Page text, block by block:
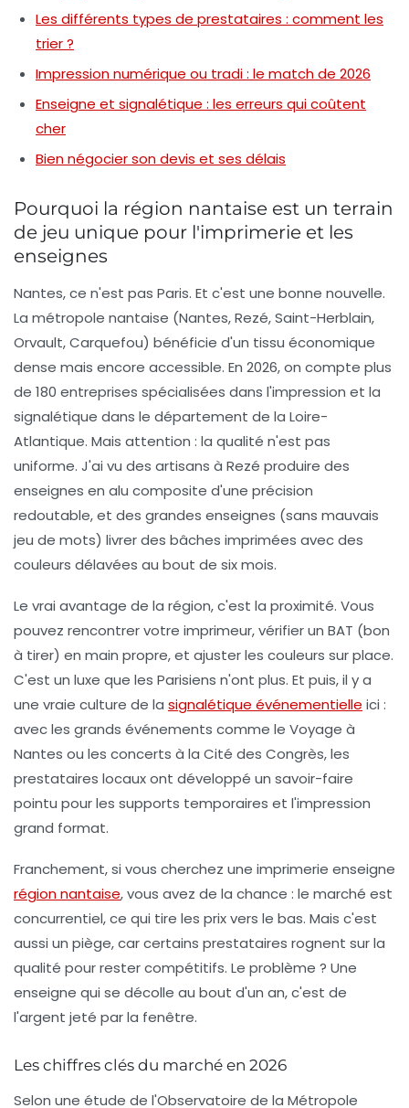
Les différents types de prestataires : comment les
trier ?
Impression numérique ou tradi : le match de 2026
Enseigne et signalétique : les erreurs qui coûtent
cher
Bien négocier son devis et ses délais
Pourquoi la région nantaise est un terrain
de jeu unique pour l'imprimerie et les
enseignes
Nantes, ce n'est pas Paris. Et c'est une bonne nouvelle.
La métropole nantaise (Nantes, Rezé, Saint-Herblain,
Orvault, Carquefou) bénéficie d'un tissu économique
dense mais encore accessible. En 2026, on compte plus
de 180 entreprises spécialisées dans l'impression et la
signalétique dans le département de la Loire-
Atlantique. Mais attention : la qualité n'est pas
uniforme. J'ai vu des artisans à Rezé produire des
enseignes en alu composite d'une précision
redoutable, et des grandes enseignes (sans mauvais
jeu de mots) livrer des bâches imprimées avec des
couleurs délavées au bout de six mois.
Le vrai avantage de la région, c'est la proximité. Vous
pouvez rencontrer votre imprimeur, vérifier un BAT (bon
à tirer) en main propre, et ajuster les couleurs sur place.
C'est un luxe que les Parisiens n'ont plus. Et puis, il y a
une vraie culture de la signalétique événementielle ici :
avec les grands événements comme le Voyage à
Nantes ou les concerts à la Cité des Congrès, les
prestataires locaux ont développé un savoir-faire
pointu pour les supports temporaires et l'impression
grand format.
Franchement, si vous cherchez une imprimerie enseigne
région nantaise, vous avez de la chance : le marché est
concurrentiel, ce qui tire les prix vers le bas. Mais c'est
aussi un piège, car certains prestataires rognent sur la
qualité pour rester compétitifs. Le problème ? Une
enseigne qui se décolle au bout d'un an, c'est de
l'argent jeté par la fenêtre.
Les chiffres clés du marché en 2026
Selon une étude de l'Observatoire de la Métropole